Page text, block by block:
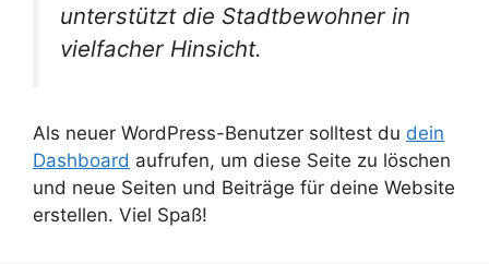
unterstützt die Stadtbewohner in
vielfacher Hinsicht.
Als neuer WordPress-Benutzer solltest du dein
Dashboard aufrufen, um diese Seite zu löschen
und neue Seiten und Beiträge für deine Website
erstellen. Viel Spaß!